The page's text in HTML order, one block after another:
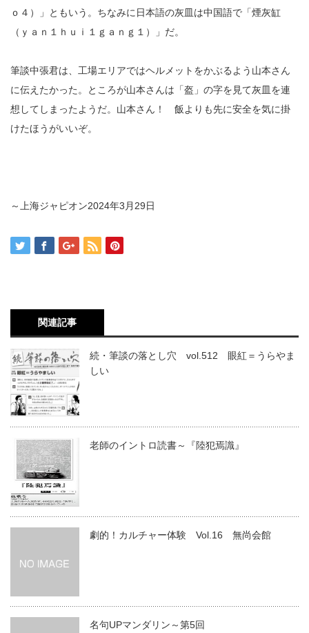
ｏ４）」ともいう。ちなみに日本語の灰皿は中国語で「煙灰缸
（ｙａｎ１ｈｕｉ１ｇａｎｇ１）」だ。
筆談中張君は、工場エリアではヘルメットをかぶるよう山本さん
に伝えたかった。ところが山本さんは「盔」の字を見て灰皿を連
想してしまったようだ。山本さん！ 飯よりも先に安全を気に掛
けたほうがいいぞ。
～上海ジャピオン2024年3月29日
関連記事
続・筆談の落とし穴 vol.512 眼紅＝うらやま
しい
老師のイントロ読書～『陸犯焉識』
劇的！カルチャー体験 Vol.16 無尚会館
名句UPマンダリン～第5回